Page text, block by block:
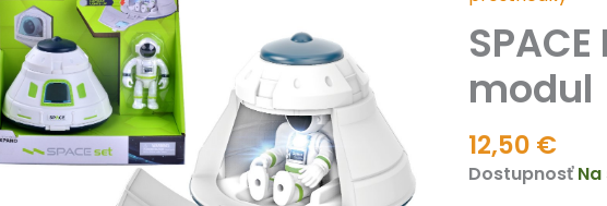
modul
12,50 €
Dostupnosť
modul